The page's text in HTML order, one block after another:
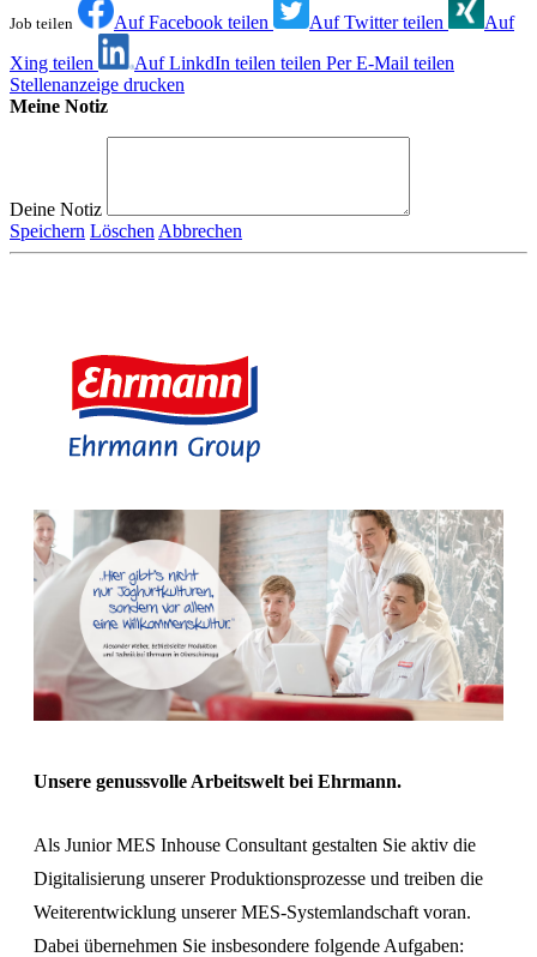
Job teilen Auf Facebook teilen Auf Twitter teilen
Auf
Xing teilen
Auf LinkdIn teilen teilen Per E-Mail teilen
Stellenanzeige drucken
Meine Notiz
Deine Notiz
Speichern Löschen Abbrechen
Unsere genussvolle Arbeitswelt bei Ehrmann.
Als Junior MES Inhouse Consultant gestalten Sie aktiv die
Digitalisierung unserer Produktionsprozesse und treiben die
Weiterentwicklung unserer MES-Systemlandschaft voran.
Dabei übernehmen Sie insbesondere folgende Aufgaben: